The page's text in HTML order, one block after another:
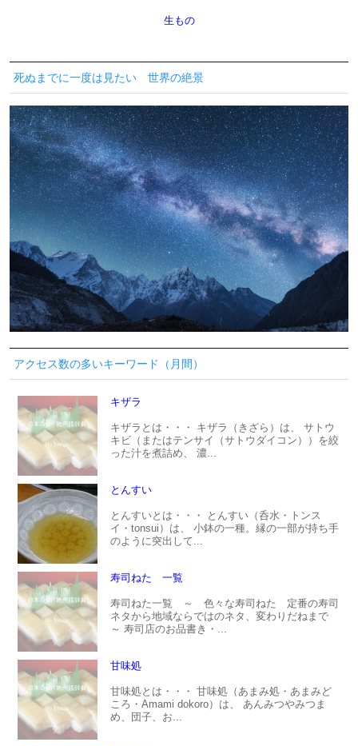
生もの
死ぬまでに一度は見たい 世界の絶景
アクセス数の多いキーワード（月間）
キザラ
キザラとは・・・ キザラ（きざら）は、 サトウ
キビ（またはテンサイ（サトウダイコン））を絞
った汁を煮詰め、 濃...
とんすい
とんすいとは・・・ とんすい（呑水・トンス
イ・tonsui）は、 小鉢の一種。縁の一部が持ち手
のように突出して...
寿司ねた 一覧
寿司ねた一覧 ～ 色々な寿司ねた 定番の寿司
ネタから地域ならではのネタ、変わりだねまで
～ 寿司店のお品書き・...
甘味処
甘味処とは・・・ 甘味処（あまみ処・あまみど
ころ・Amami dokoro）は、 あんみつやみつま
め、団子、お...